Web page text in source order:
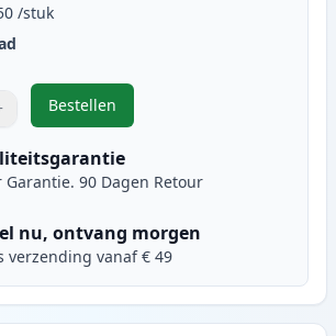
/stuk
om aan te passen
Bestellen
,Canon PGI-580XXL (1970C001)
Garantie. 90 Dagen Retour
nu, ontvang morgen
verzending vanaf € 49